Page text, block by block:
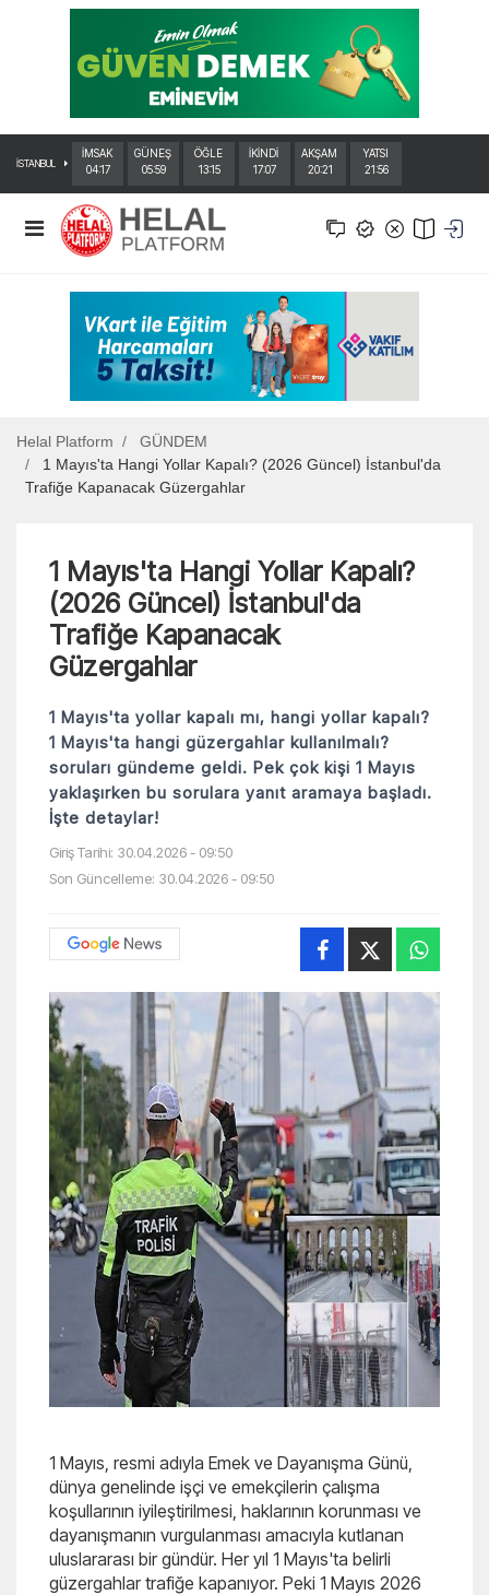
İSTANBUL
İMSAK
04:17
GÜNEŞ
05:59
ÖĞLE
13:15
İKİNDİ
17:07
AKŞAM
20:21
YATSI
21:56
Helal Platform
GÜNDEM
1 Mayıs'ta Hangi Yollar Kapalı? (2026 Güncel) İstanbul'da
Trafiğe Kapanacak Güzergahlar
1 Mayıs'ta Hangi Yollar Kapalı?
(2026 Güncel) İstanbul'da
Trafiğe Kapanacak
Güzergahlar
1 Mayıs'ta yollar kapalı mı, hangi yollar kapalı?
1 Mayıs'ta hangi güzergahlar kullanılmalı?
soruları gündeme geldi. Pek çok kişi 1 Mayıs
yaklaşırken bu sorulara yanıt aramaya başladı.
İşte detaylar!
Giriş Tarihi: 30.04.2026 - 09:50
Son Güncelleme: 30.04.2026 - 09:50
1 Mayıs, resmi adıyla Emek ve Dayanışma Günü,
dünya genelinde işçi ve emekçilerin çalışma
koşullarının iyileştirilmesi, haklarının korunması ve
dayanışmanın vurgulanması amacıyla kutlanan
uluslararası bir gündür. Her yıl 1 Mayıs'ta belirli
güzergahlar trafiğe kapanıyor. Peki 1 Mayıs 2026